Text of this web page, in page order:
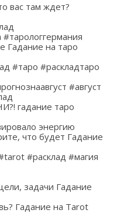
вас там ждет?
на таро
#таро #раскладтаро
#август
гадание таро
энергию
что будет Гадание
#расклад #магия
задачи Гадание
Гадание на Tarot